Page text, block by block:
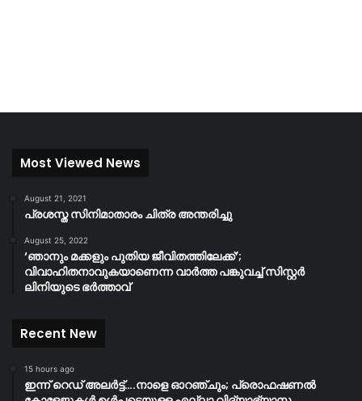
Most Viewed News
August 21, 2021
പ്രശസ്ത സിനിമാതാരം ചിത്ര അന്തരിച്ചു
August 25, 2022
‘ഞാനും മക്കളും പുതിയ ജീവിതത്തിലേക്ക്’;
വിവാഹിതനാവുകയാണെന്ന വാർത്ത പങ്കുവച്ച് സിസ്റ്റർ
ലിനിയുടെ ഭർത്താവ്
Recent New
15 hours ago
ഇന്ന് റെഡ് അലർട്ട്….നാളെ ഓറഞ്ചും; പ്രൊഫഷണൽ